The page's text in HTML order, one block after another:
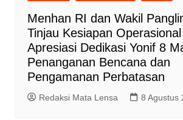
Menhan RI dan Wakil
Tinjau Kesiapan
Apresiasi Dedikasi Yonif 8
Penanganan Bencana dan
Pengamanan Perbatasan
Redaksi Mata Lensa 8 Agustus